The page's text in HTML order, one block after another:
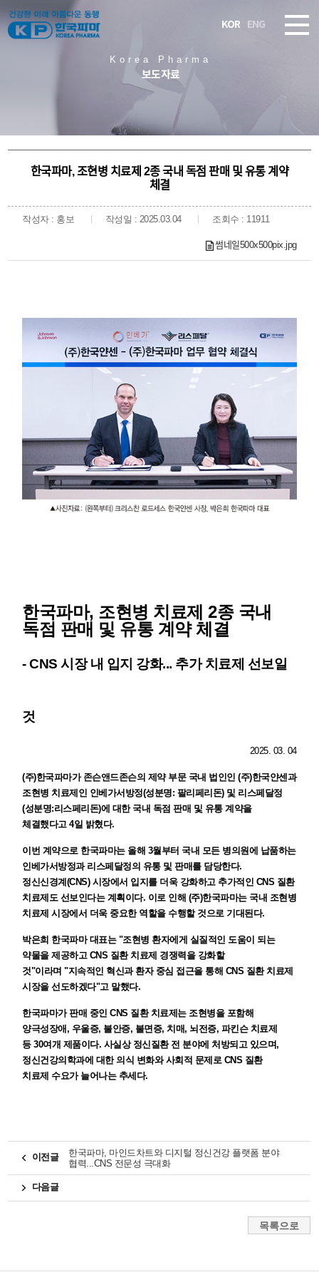
KOR ENG
Korea Pharma
보도자료
한국파마, 조현병 치료제 2종 국내 독점 판매 및 유통 계약
체결
작성자 : 홍보 작성일 : 2025.03.04 조회수 : 11911
썸네일500x500pix.jpg
한국파마, 조현병 치료제 2종 국내
독점 판매 및 유통 계약 체결
- CNS 시장 내 입지 강화... 추가 치료제 선보일
것
2025. 03. 04
(주)한국파마가 존슨앤드존슨의 제약 부문 국내 법인인 (주)한국얀센과
조현병 치료제인 인베가서방정(성분명: 팔리페리돈) 및 리스페달정
(성분명:리스페리돈)에 대한 국내 독점 판매 및 유통 계약을
체결했다고 4일 밝혔다.
이번 계약으로 한국파마는 올해 3월부터 국내 모든 병의원에 납품하는
인베가서방정과 리스페달정의 유통 및 판매를 담당한다.
정신신경계(CNS) 시장에서 입지를 더욱 강화하고 추가적인 CNS 질환
치료제도 선보인다는 계획이다. 이로 인해 (주)한국파마는 국내 조현병
치료제 시장에서 더욱 중요한 역할을 수행할 것으로 기대된다.
박은희 한국파마 대표는 "조현병 환자에게 실질적인 도움이 되는
약물을 제공하고 CNS 질환 치료제 경쟁력을 강화할
것"이라며"지속적인 혁신과 환자 중심 접근을 통해 CNS 질환 치료제
시장을 선도하겠다"고 말했다.
한국파마가 판매 중인 CNS 질환 치료제는 조현병을 포함해
양극성장애, 우울증, 불안증, 불면증, 치매, 뇌전증, 파킨슨 치료제
등30여개 제품이다. 사실상 정신질환 전 분야에 처방되고 있으며,
정신건강의학과에 대한 의식 변화와 사회적 문제로 CNS 질환
치료제 수요가 늘어나는 추세다.
이전글
한국파마, 마인드차트와 디지털 정신건강 플랫폼 분야
협력...CNS 전문성 극대화
다음글